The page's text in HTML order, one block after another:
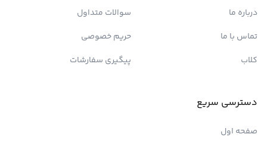
درباره ما
تماس با ما
کلاب
سوالات متداول
حریم خصوصی
پیگیری سفارشات
دسترسی سریع
صفحه اول